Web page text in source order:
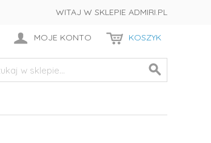
WITAJ W SKLEPIE ADMIRI.PL
MOJE KONTO KOSZYK